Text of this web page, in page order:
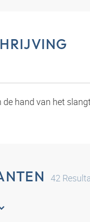
hand van het
42